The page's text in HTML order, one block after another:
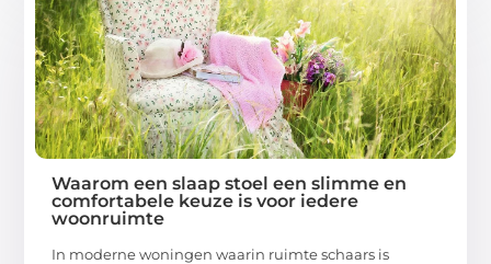
Waarom een slaap stoel een slimme en
comfortabele keuze is voor iedere
woonruimte
In moderne woningen waarin ruimte schaars is